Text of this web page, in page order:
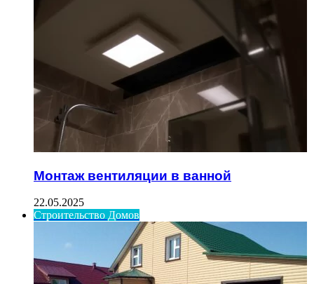
Монтаж вентиляции в ванной
22.05.2025
Строительство Домов